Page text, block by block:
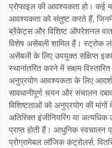
प्रोफाइल की आवश्यकता हो। कई
आवश्यकता को संतुष्ट करते हैं, जिनमें
ब्रैकेट्स और विशिष्ट ऑपरेशनल
विशेष असेंबली शामिल हैं। स्ट्रोक
असेंबली के लिए उपयुक्त संक्षिप्त
स्थानांतरित करने में सक्षम
अनुप्रयोग आवश्यकता के लिए
सावधानीपूर्ण चयन और संचालन
विशिष्टताओं को अनुप्रयोग की
अतिरिक्त इंजीनियरिंग या
प्राप्त होती हैं। आधुनिक स्वचालन
प्रोग्रामेबल लॉजिक कंट्रोलर्स,